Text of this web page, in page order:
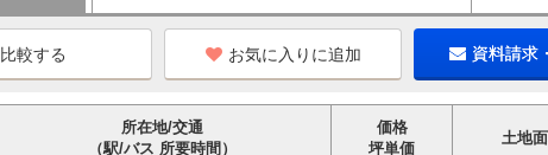
お気に入りに追加 資料請求
所在地/交通
（駅/バス 所要時間）
価格
坪単価
土地